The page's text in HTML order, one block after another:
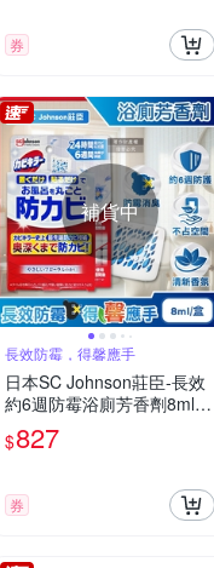
券
補貨中
長效防霉，得馨應手
日本SC Johnson莊臣-長效
約6週防霉浴廁芳香劑8ml/
盒-花香藍標(壁掛廁所香氛,
衛浴擴香,風呂磁磚隙縫天花
$827
券